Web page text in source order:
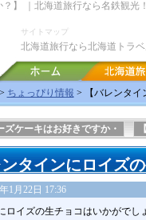
】 ｜北海道旅行なら名鉄観光！
サイトマップ
北海道旅行なら北海道トラベ
> ちょっぴり情報 > 【バレンタイ
ズケーキはお好きですか・
ンタインにロイズ
1月22日 17:36
ロイズの生チョコはいかがでし